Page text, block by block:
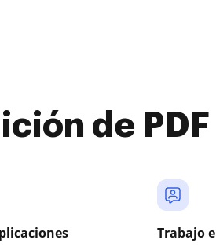
de
Trabajo